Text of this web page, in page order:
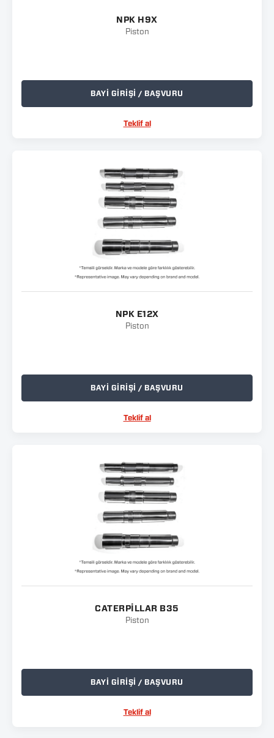
NPK H9X
Piston
BAYİ GİRİŞİ / BAŞVURU
Teklif al
NPK E12X
Piston
BAYİ GİRİŞİ / BAŞVURU
Teklif al
CATERPILLAR B35
Piston
BAYİ GİRİŞİ / BAŞVURU
Teklif al